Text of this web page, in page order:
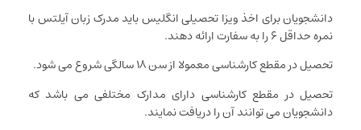
دانشجویان برای اخذ ویزا تحصیلی انگلیس باید مدرک زبان آیلتس با
نمره حداقل ۶ را به سفارت ارائه دهند.
تحصیل در مقطع کارشناسی معمولا از سن ۱۸ سالگی شروع می شود.
تحصیل در مقطع کارشناسی دارای مدارک مختلفی می باشد که
دانشجویان می توانند آن را دریافت نمایند.